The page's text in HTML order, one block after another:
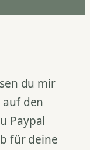
du mir
den
Paypal
für deine